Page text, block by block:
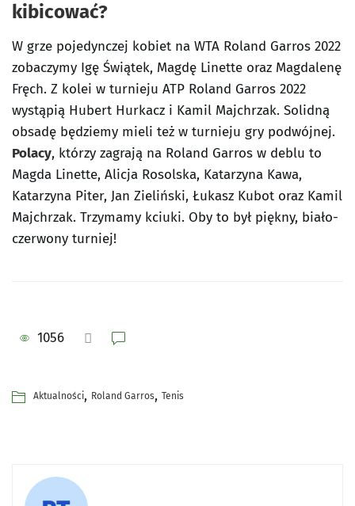
kibicować?
W grze pojedynczej kobiet na WTA Roland Garros 2022
zobaczymy Igę Świątek, Magdę Linette oraz Magdalenę
Fręch. Z kolei w turnieju ATP Roland Garros 2022
wystąpią Hubert Hurkacz i Kamil Majchrzak. Solidną
obsadę będziemy mieli też w turnieju gry podwójnej.
Polacy, którzy zagrają na Roland Garros w deblu to
Magda Linette, Alicja Rosolska, Katarzyna Kawa,
Katarzyna Piter, Jan Zieliński, Łukasz Kubot oraz Kamil
Majchrzak. Trzymamy kciuki. Oby to był piękny, biało-
czerwony turniej!
1056
Aktualności, Roland Garros, Tenis